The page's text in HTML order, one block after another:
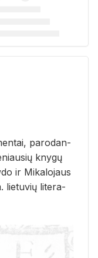
pa­ro­dan­
kny­gų
ir Mi­ka­lo­jaus
lie­tu­vių li­te­ra­